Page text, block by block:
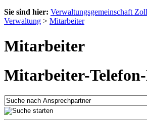
Sie sind hier: Verwaltungsgemeinschaft
Verwaltung > Mitarbeiter
Mitarbeiter
Mitarbeiter-